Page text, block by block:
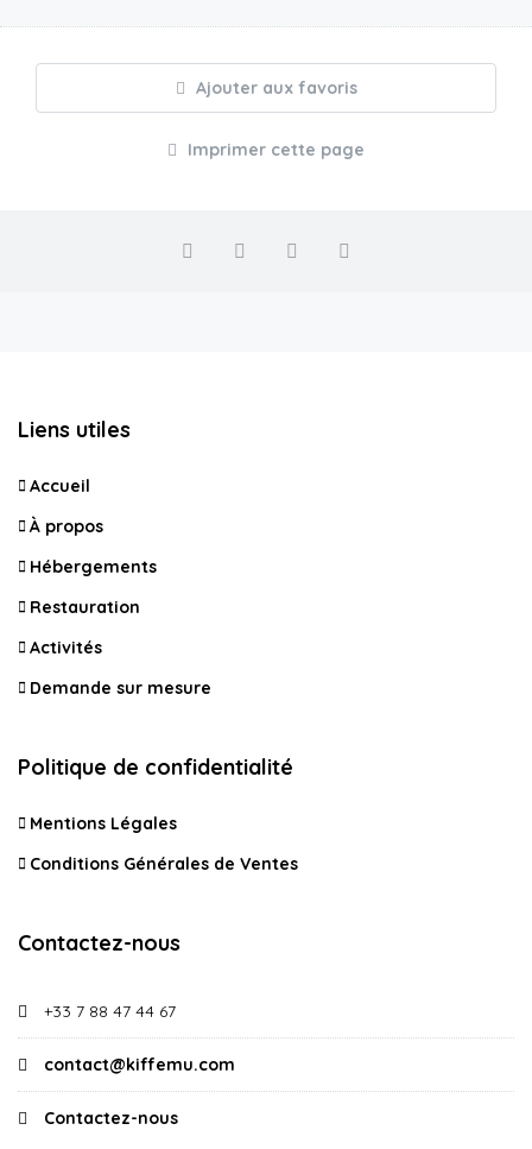
Ajouter aux favoris
Imprimer cette page
Liens utiles
Accueil
À propos
Hébergements
Restauration
Activités
Demande sur mesure
Politique de confidentialité
Mentions Légales
Conditions Générales de Ventes
Contactez-nous
+33 7 88 47 44 67
contact@kiffemu.com
Contactez-nous